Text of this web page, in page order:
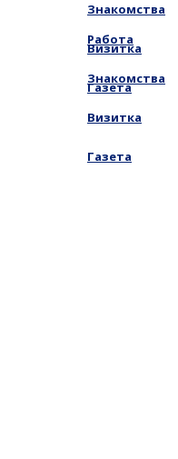
Знакомства
Визитка
Газета
Работа
Знакомства
Визитка
Газета